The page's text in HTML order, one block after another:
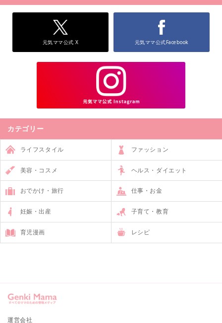
元気ママ公式 X 元気ママ公式Facebook
カテゴリー
ライフスタイル ファッション
美容・コスメ ヘルス・ダイエット
おでかけ・旅行 仕事・お金
妊娠・出産 子育て・教育
育児漫画 レシピ
運営会社